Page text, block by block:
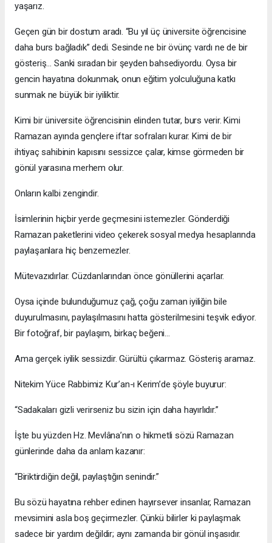
yaşarız.
Geçen gün bir dostum aradı. “Bu yıl üç üniversite öğrencisine
daha burs bağladık” dedi. Sesinde ne bir övünç vardı ne de bir
gösteriş… Sanki sıradan bir şeyden bahsediyordu. Oysa bir
gencin hayatına dokunmak, onun eğitim yolculuğuna katkı
sunmak ne büyük bir iyiliktir.
Kimi bir üniversite öğrencisinin elinden tutar, burs verir. Kimi
Ramazan ayında gençlere iftar sofraları kurar. Kimi de bir
ihtiyaç sahibinin kapısını sessizce çalar, kimse görmeden bir
gönül yarasına merhem olur.
Onların kalbi zengindir.
İsimlerinin hiçbir yerde geçmesini istemezler. Gönderdiği
Ramazan paketlerini video çekerek sosyal medya hesaplarında
paylaşanlara hiç benzemezler.
Mütevazıdırlar. Cüzdanlarından önce gönüllerini açarlar.
Oysa içinde bulunduğumuz çağ, çoğu zaman iyiliğin bile
duyurulmasını, paylaşılmasını hatta gösterilmesini teşvik ediyor.
Bir fotoğraf, bir paylaşım, birkaç beğeni…
Ama gerçek iyilik sessizdir. Gürültü çıkarmaz. Gösteriş aramaz.
Nitekim Yüce Rabbimiz Kur’an-ı Kerim’de şöyle buyurur:
“Sadakaları gizli verirseniz bu sizin için daha hayırlıdır.”
İşte bu yüzden Hz. Mevlâna’nın o hikmetli sözü Ramazan
günlerinde daha da anlam kazanır:
“Biriktirdiğin değil, paylaştığın senindir.”
Bu sözü hayatına rehber edinen hayırsever insanlar, Ramazan
mevsimini asla boş geçirmezler. Çünkü bilirler ki paylaşmak
sadece bir yardım değildir; aynı zamanda bir gönül inşasıdır.